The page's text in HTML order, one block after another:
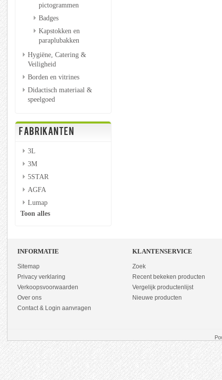
pictogrammen
Badges
Kapstokken en
paraplubakken
Hygiëne, Catering &
Veiligheid
Borden en vitrines
Didactisch materiaal &
speelgoed
FABRIKANTEN
3L
3M
5STAR
AGFA
Lumap
Toon alles
INFORMATIE
Sitemap
Privacy verklaring
Verkoopsvoorwaarden
Over ons
Contact & Login aanvragen
KLANTENSERVICE
Zoek
Recent bekeken producten
Vergelijk productenlijst
Nieuwe producten